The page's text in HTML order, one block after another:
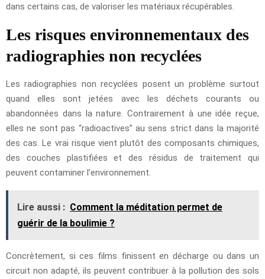
dans certains cas, de valoriser les matériaux récupérables.
Les risques environnementaux des
radiographies non recyclées
Les radiographies non recyclées posent un problème surtout
quand elles sont jetées avec les déchets courants ou
abandonnées dans la nature. Contrairement à une idée reçue,
elles ne sont pas “radioactives” au sens strict dans la majorité
des cas. Le vrai risque vient plutôt des composants chimiques,
des couches plastifiées et des résidus de traitement qui
peuvent contaminer l’environnement.
Lire aussi : Comment la méditation permet de
guérir de la boulimie ?
Concrètement, si ces films finissent en décharge ou dans un
circuit non adapté, ils peuvent contribuer à la pollution des sols